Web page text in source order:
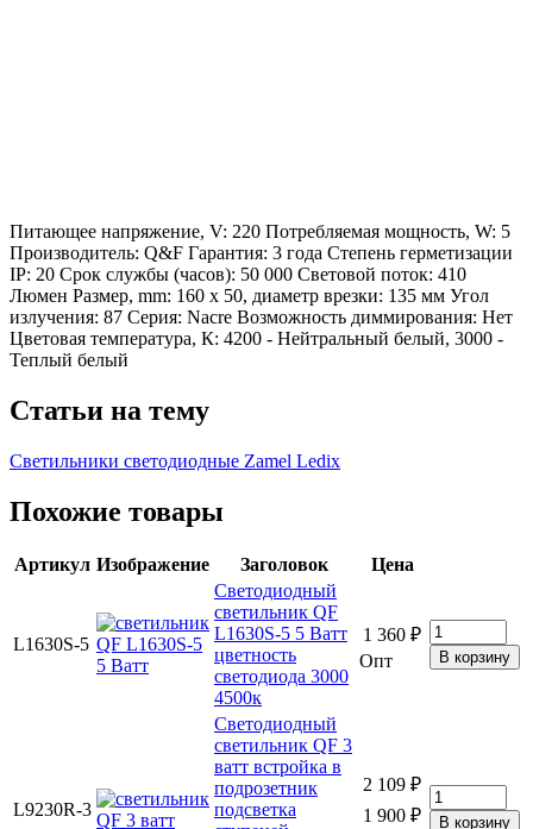
Питающее напряжение, V: 220 Потребляемая мощность, W: 5
Производитель: Q&F Гарантия: 3 года Степень герметизации
IP: 20 Срок службы (часов): 50 000 Световой поток: 410
Люмен Размер, mm: 160 х 50, диаметр врезки: 135 мм Угол
излучения: 87 Серия: Nacre Возможность диммирования: Нет
Цветовая температура, К: 4200 - Нейтральный белый, 3000 -
Теплый белый
Статьи на тему
Светильники светодиодные Zamel Ledix
Похожие товары
Артикул Изображение Заголовок Цена
L1630S-5
Светодиодный
светильник QF
L1630S-5 5 Ватт
цветность
светодиода 3000
4500к
1 360 ₽
Опт
L9230R-3
Светодиодный
светильник QF 3
ватт встройка в
подрозетник
подсветка
2 109 ₽
1 900 ₽